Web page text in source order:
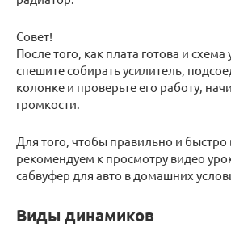
Совет!
После того, как плата готова и
спешите собирать усилитель,
колонке и проверьте его работу,
громкости.
Для того, чтобы правильно и быстро
рекомендуем к просмотру видео
сабвуфер для авто в домашних
Виды динамиков